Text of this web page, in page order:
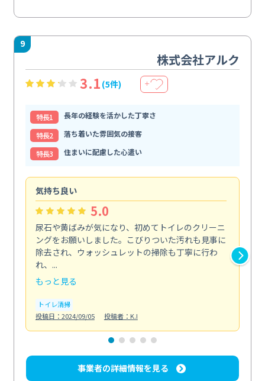
9
株式会社アルク
3.1 (5件) ＋
特⻑1
長年の経験を活かした丁寧さ
特⻑2
落ち着いた雰囲気の接客
特⻑3
住まいに配慮した心遣い
気持ち良い
5.0
尿石や黄ばみが気になり、初めてトイレのクリーニ
ングをお願いしました。こびりついた汚れも見事に
除去され、ウォッシュレットの掃除も丁寧に行わ
れ、...
もっと見る
トイレ清掃
投稿日：2024/09/05
投稿者：K.I
事業者の詳細情報を見る